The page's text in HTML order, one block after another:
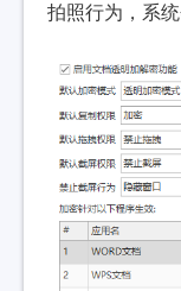
拍照行为，系